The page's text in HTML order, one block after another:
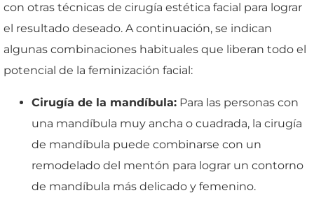
con otras técnicas de cirugía estética facial para lograr
el resultado deseado. A continuación, se indican
algunas combinaciones habituales que liberan todo el
potencial de la feminización facial:
Cirugía de la mandíbula: Para las personas con
una mandíbula muy ancha o cuadrada, la cirugía
de mandíbula puede combinarse con un
remodelado del mentón para lograr un contorno
de mandíbula más delicado y femenino.